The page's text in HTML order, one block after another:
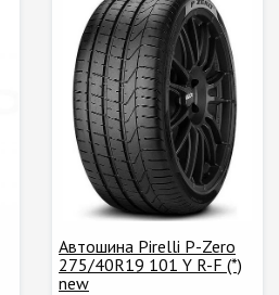
Автошина Pirelli P-Zero
275/40R19 101 Y R-F (*)
new